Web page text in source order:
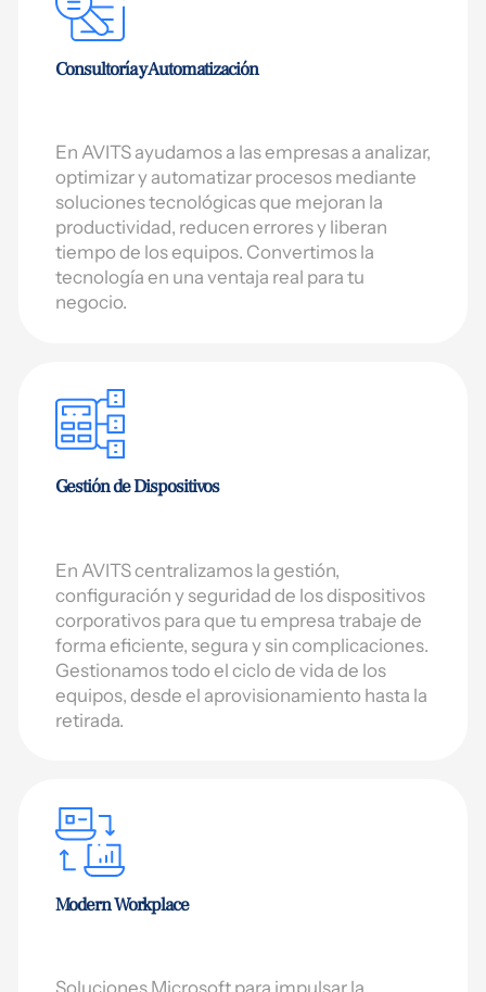
Consultoría y Automatización
En AVITS ayudamos a las empresas a analizar,
optimizar y automatizar procesos mediante
soluciones tecnológicas que mejoran la
productividad, reducen errores y liberan
tiempo de los equipos. Convertimos la
tecnología en una ventaja real para tu
negocio.
Gestión de Dispositivos
En AVITS centralizamos la gestión,
configuración y seguridad de los dispositivos
corporativos para que tu empresa trabaje de
forma eficiente, segura y sin complicaciones.
Gestionamos todo el ciclo de vida de los
equipos, desde el aprovisionamiento hasta la
retirada.
Modern Workplace